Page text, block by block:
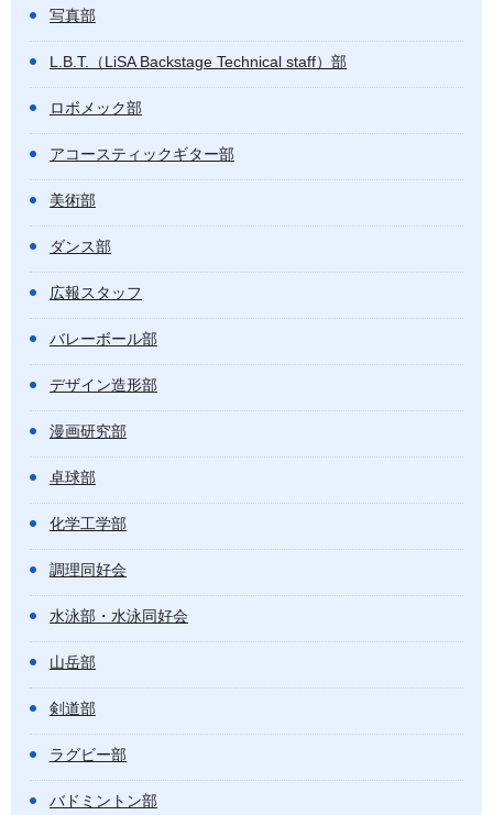
写真部
L.B.T.（LiSA Backstage Technical staff）部
ロボメック部
アコースティックギター部
美術部
ダンス部
広報スタッフ
バレーボール部
デザイン造形部
漫画研究部
卓球部
化学工学部
調理同好会
水泳部・水泳同好会
山岳部
剣道部
ラグビー部
バドミントン部